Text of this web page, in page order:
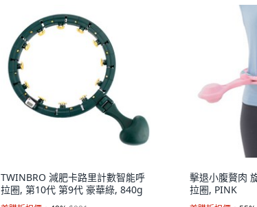
TWINBRO 減肥卡路里計數智能呼
拉圈, 第10代 第9代 豪華綠, 840g
擊退小腹贅肉
拉圈, PINK